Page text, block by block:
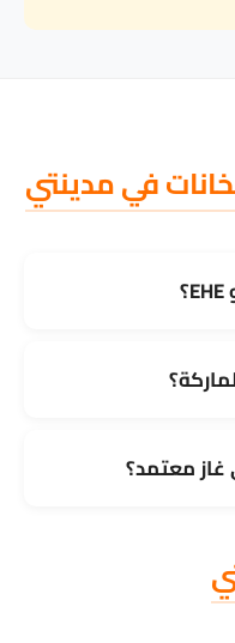
في مدينتي